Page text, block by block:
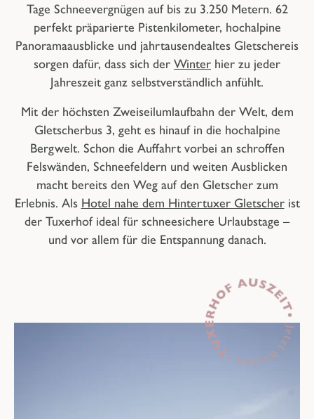
Tage Schneevergnügen auf bis zu 3.250 Metern. 62
perfekt präparierte Pistenkilometer, hochalpine
Panoramaausblicke und jahrtausendealtes Gletschereis
sorgen dafür, dass sich der Winter hier zu jeder
Jahreszeit ganz selbstverständlich anfühlt.
Mit der höchsten Zweiseilumlaufbahn der Welt, dem
Gletscherbus 3, geht es hinauf in die hochalpine
Bergwelt. Schon die Auffahrt vorbei an schroffen
Felswänden, Schneefeldern und weiten Ausblicken
macht bereits den Weg auf den Gletscher zum
Erlebnis. Als Hotel nahe dem Hintertuxer Gletscherist
der Tuxerhof ideal für schneesichere Urlaubstage –
und vor allem für die Entspannung danach.